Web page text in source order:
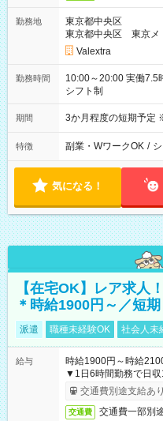
勤務地
東京都中央区
東京都中央区 東京メ
Valextra
勤務時間
10:00～20:00 実働7.5時間／休憩1.5時間 営業時間に合わせた
シフト制
期間 3か月程度の短期予定
特徴 副業・WワークOK /
気になる！
【在宅OK】レア求人
＊時給1900円～／短
派遣 職種未経験OK 社会人未
給与
時給1900円～時給
▼1日6時間勤務で日収
交通費別途支給あり
交通費 交通費一部別